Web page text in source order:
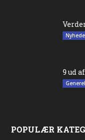
9 ud
POPULÆR